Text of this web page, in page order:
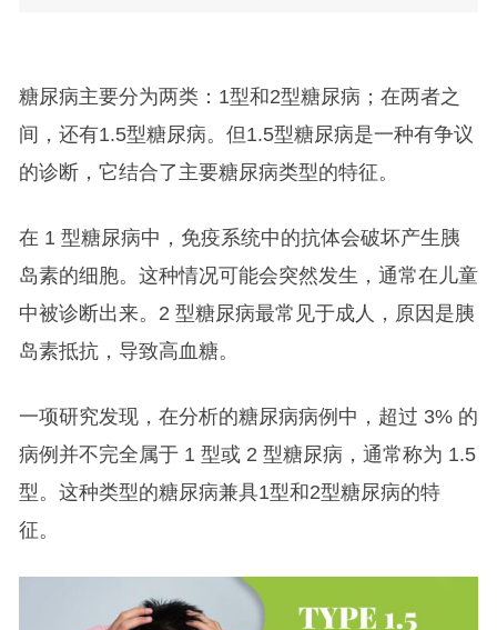
糖尿病主要分为两类：1型和2型糖尿病；在两者之
间，还有1.5型糖尿病。但1.5型糖尿病是一种有争议
的诊断，它结合了主要糖尿病类型的特征。
在 1 型糖尿病中，免疫系统中的抗体会破坏产生胰
岛素的细胞。这种情况可能会突然发生，通常在儿童
中被诊断出来。2 型糖尿病最常见于成人，原因是胰
岛素抵抗，导致高血糖。
一项研究发现，在分析的糖尿病病例中，超过 3% 的
病例并不完全属于 1 型或 2 型糖尿病，通常称为 1.5
型。这种类型的糖尿病兼具1型和2型糖尿病的特
征。